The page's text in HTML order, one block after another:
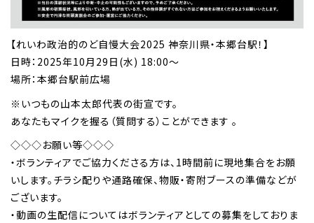
【れいわ政治的のど自慢大会2025 神奈川県・本郷台駅！】
日時：2025年10月29日(水) 18:00～
場所：本郷台駅前広場
※いつもの山本太郎代表の街宣です。
あなたもマイクを握る（質問する）ことができます 。
◇◇◇お願い等◇◇◇
・ボランティアでご協力くださる方は、1時間前に現地集合をお願
いします。チラシ配りや通路確保、物販・寄附ブースの準備などが
ございます。
・動画の生配信についてはボランティアとしての募集をしておりま